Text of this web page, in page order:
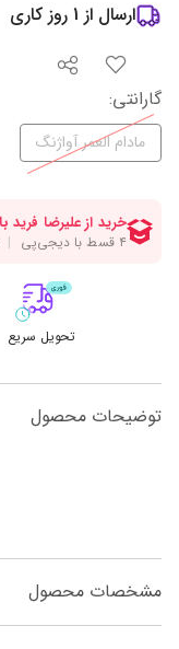
ارسال از 1 روز کاری
گارانتی:
مادام العمر آواژنگ
تحویل سریع
توضیحات محصول
مشخصات محصول